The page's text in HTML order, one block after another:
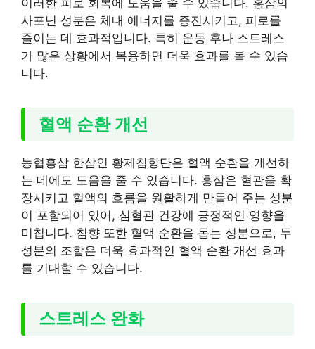
이러한 피로 회복에 도움을 줄 수 있습니다. 홍삼의
사포닌 성분은 체내 에너지를 증진시키고, 피로를
줄이는 데 효과적입니다. 특히 운동 후나 스트레스
가 많은 상황에서 복용하면 더욱 효과를 볼 수 있습
니다.
혈액 순환 개선
농협홍삼 한삼인 황제침향단은 혈액 순환을 개선하
는 데에도 도움을 줄 수 있습니다. 홍삼은 혈관을 확
장시키고 혈액의 흐름을 원활하게 만들어 주는 성분
이 포함되어 있어, 심혈관 건강에 긍정적인 영향을
미칩니다. 침향 또한 혈액 순환을 돕는 성분으로, 두
성분의 조합은 더욱 효과적인 혈액 순환 개선 효과
를 기대할 수 있습니다.
스트레스 완화